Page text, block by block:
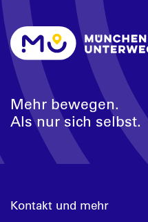
Mehr bewegen.
Als nur sich selbst.
Kontakt und mehr